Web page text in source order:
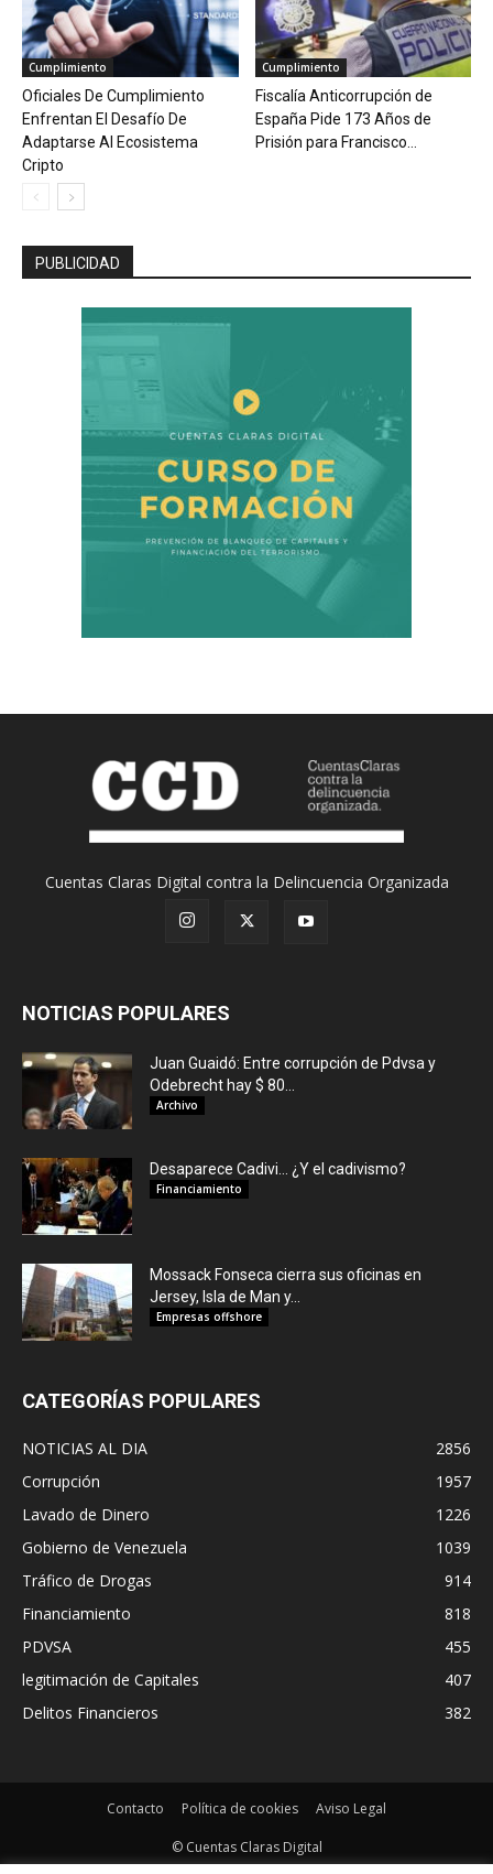
Cumplimiento
Oficiales De Cumplimiento
Enfrentan El Desafío De
Adaptarse Al Ecosistema
Cripto
Cumplimiento
Fiscalía Anticorrupción de
España Pide 173 Años de
Prisión para Francisco...
PUBLICIDAD
Cuentas Claras Digital contra la Delincuencia Organizada
NOTICIAS POPULARES
Juan Guaidó: Entre corrupción de Pdvsa y
Odebrecht hay $ 80...
Archivo
Desaparece Cadivi… ¿Y el cadivismo?
Financiamiento
Mossack Fonseca cierra sus oficinas en
Jersey, Isla de Man y...
Empresas offshore
CATEGORÍAS POPULARES
NOTICIAS AL DIA
2856
Corrupción
1957
Lavado de Dinero
1226
Gobierno de Venezuela
1039
Tráfico de Drogas
914
Financiamiento
818
PDVSA
455
legitimación de Capitales
407
Delitos Financieros
382
Contacto Política de cookies Aviso Legal
© Cuentas Claras Digital